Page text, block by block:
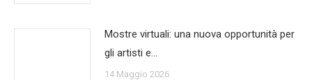
Mostre virtuali: una nuova opportunità per
gli artisti e…
14 Maggio 2026